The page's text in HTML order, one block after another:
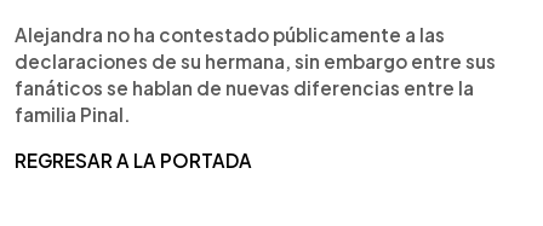
Alejandra no ha contestado públicamente a las
declaraciones de su hermana, sin embargo entre sus
fanáticos se hablan de nuevas diferencias entre la
familia Pinal.
REGRESAR A LA PORTADA